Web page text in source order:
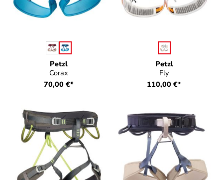
Petzl
Corax
Farbeauswählen
70,00 €*
Petzl
Fly
Farbe
110,00 €*